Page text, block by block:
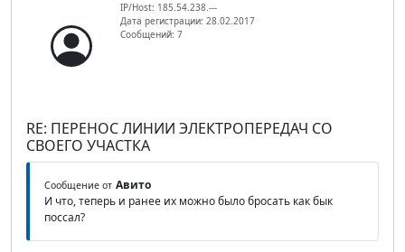
IP/Host: 185.54.238.---
Дата регистрации: 28.02.2017
Сообщений: 7
RE: ПЕРЕНОС ЛИНИИ ЭЛЕКТРОПЕРЕДАЧ СО
СВОЕГО УЧАСТКА
Сообщение от Авито
И что, теперь и ранее их можно было бросать как бык
поссал?